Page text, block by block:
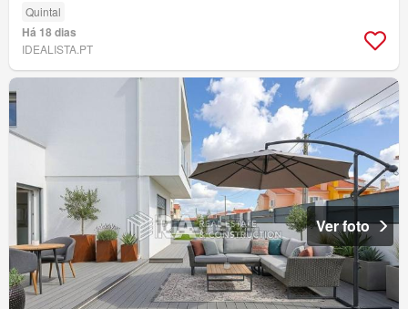
Quintal
Há 18 dias
IDEALISTA.PT
Ver foto